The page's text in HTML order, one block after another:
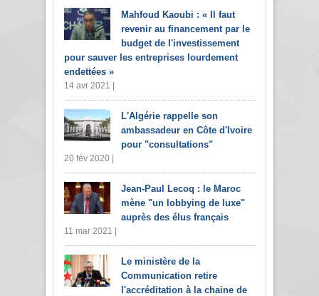
Mahfoud Kaoubi : « Il faut
revenir au financement par le
budget de l'investissement
pour sauver les entreprises lourdement
endettées »
14 avr 2021 |
L'Algérie rappelle son
ambassadeur en Côte d'Ivoire
pour "consultations"
20 fév 2020 |
Jean-Paul Lecoq : le Maroc
mène "un lobbying de luxe"
auprès des élus français
11 mar 2021 |
Le ministère de la
Communication retire
l'accréditation à la chaine de